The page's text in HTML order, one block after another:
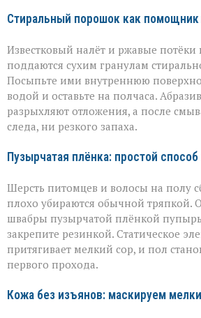
Стиральный порошок как помощник
Известковый налёт и ржавые потёки
поддаются сухим гранулам
Посыпьте ими внутреннюю
водой и оставьте на полчаса.
разрыхляют отложения, а после
следа, ни резкого запаха.
Пузырчатая плёнка: простой
Шерсть питомцев и волосы на полу
плохо убираются обычной тряпкой.
швабры пузырчатой плёнкой
закрепите резинкой. Статическое
притягивает мелкий сор, и пол
первого прохода.
Кожа без изъянов: маскируем